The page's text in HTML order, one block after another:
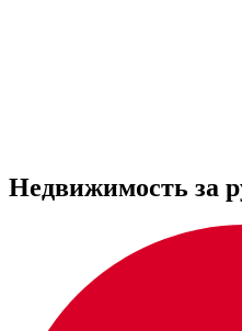
Недвижимость за